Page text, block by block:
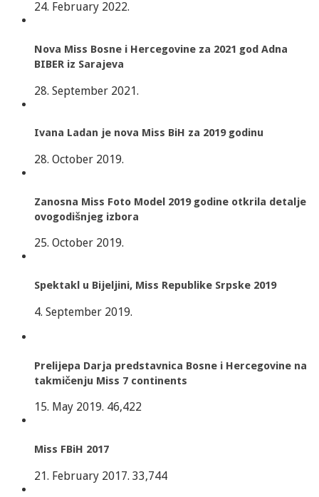
24. February 2022.
Nova Miss Bosne i Hercegovine za 2021 god Adna
BIBER iz Sarajeva
28. September 2021.
Ivana Ladan je nova Miss BiH za 2019 godinu
28. October 2019.
Zanosna Miss Foto Model 2019 godine otkrila detalje
ovogodišnjeg izbora
25. October 2019.
Spektakl u Bijeljini, Miss Republike Srpske 2019
4. September 2019.
Prelijepa Darja predstavnica Bosne i Hercegovine na
takmičenju Miss 7 continents
15. May 2019. 46,422
Miss FBiH 2017
21. February 2017. 33,744